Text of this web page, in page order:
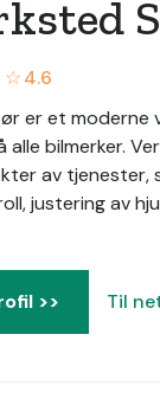
☆4.6
er et moderne
alle bilmerker.
av tjenester,
justering av
>> Til